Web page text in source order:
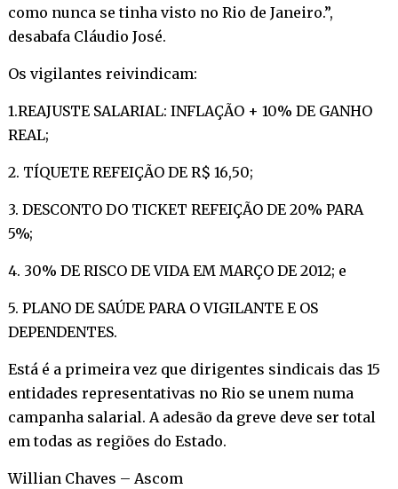
como nunca se tinha visto no Rio de Janeiro.”,
desabafa Cláudio José.
Os vigilantes reivindicam:
1.REAJUSTE SALARIAL: INFLAÇÃO + 10% DE GANHO
REAL;
2. TÍQUETE REFEIÇÃO DE R$ 16,50;
3. DESCONTO DO TICKET REFEIÇÃO DE 20% PARA
5%;
4. 30% DE RISCO DE VIDA EM MARÇO DE 2012; e
5. PLANO DE SAÚDE PARA O VIGILANTE E OS
DEPENDENTES.
Está é a primeira vez que dirigentes sindicais das 15
entidades representativas no Rio se unem numa
campanha salarial. A adesão da greve deve ser total
em todas as regiões do Estado.
Willian Chaves – Ascom